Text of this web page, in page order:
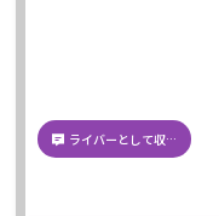
ライバーとして収…